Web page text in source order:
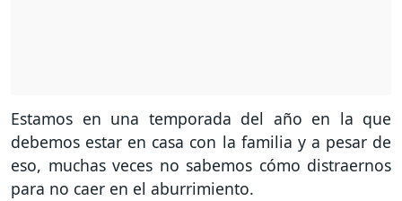
Estamos en una temporada del año en la que
debemos estar en casa con la familia y a pesar de
eso, muchas veces no sabemos cómo distraernos
para no caer en el aburrimiento.